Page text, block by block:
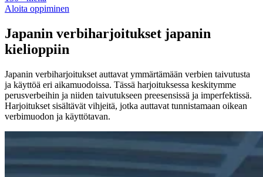
Aloita oppiminen
Japanin verbiharjoitukset japanin
kielioppiin
Japanin verbiharjoitukset auttavat ymmärtämään verbien taivutusta
ja käyttöä eri aikamuodoissa. Tässä harjoituksessa keskitymme
perusverbeihin ja niiden taivutukseen preesensissä ja imperfektissä.
Harjoitukset sisältävät vihjeitä, jotka auttavat tunnistamaan oikean
verbimuodon ja käyttötavan.